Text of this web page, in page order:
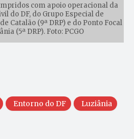
com apoio operacional da
do DF, do Grupo Especial de
Catalão (9ª DRP) e do Ponto Focal
(5ª DRP). Foto: PCGO
Entorno do DF
Luziânia